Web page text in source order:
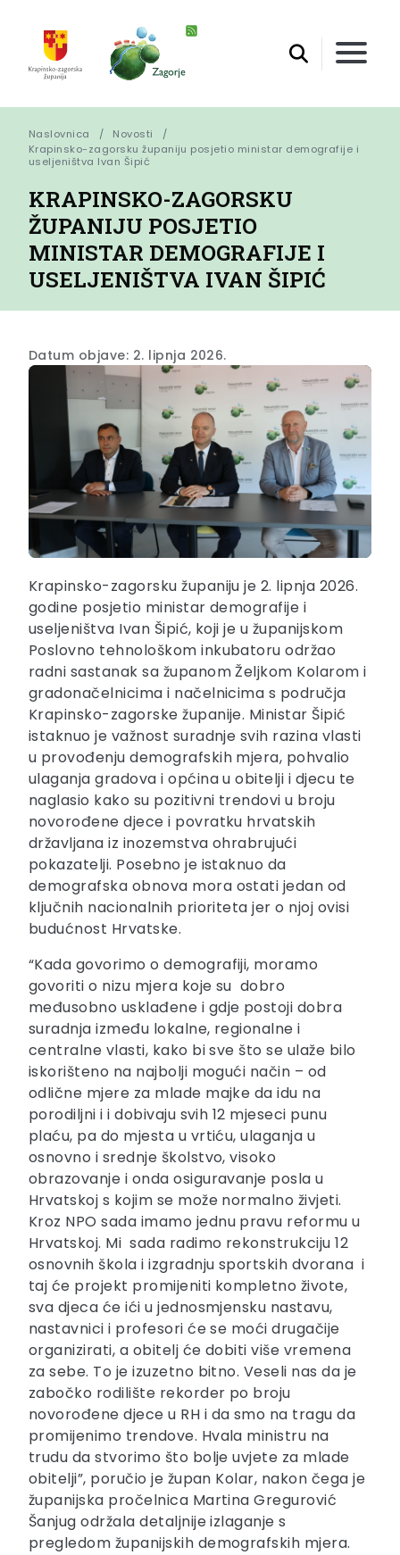
Naslovnica
Novosti
Krapinsko-zagorsku županiju posjetio ministar demografije i
useljeništva Ivan Šipić
KRAPINSKO-ZAGORSKU
ŽUPANIJU POSJETIO
MINISTAR DEMOGRAFIJE I
USELJENIŠTVA IVAN ŠIPIĆ
Datum objave: 2. lipnja 2026.
Krapinsko-zagorsku županiju je 2. lipnja 2026.
godine posjetio ministar demografije i
useljeništva Ivan Šipić, koji je u županijskom
Poslovno tehnološkom inkubatoru održao
radni sastanak sa županom Željkom Kolarom i
gradonačelnicima i načelnicima s područja
Krapinsko-zagorske županije. Ministar Šipić
istaknuo je važnost suradnje svih razina vlasti
u provođenju demografskih mjera, pohvalio
ulaganja gradova i općina u obitelji i djecu te
naglasio kako su pozitivni trendovi u broju
novorođene djece i povratku hrvatskih
državljana iz inozemstva ohrabrujući
pokazatelji. Posebno je istaknuo da
demografska obnova mora ostati jedan od
ključnih nacionalnih prioriteta jer o njoj ovisi
budućnost Hrvatske.
“Kada govorimo o demografiji, moramo
govoriti o nizu mjera koje su dobro
međusobno usklađene i gdje postoji dobra
suradnja između lokalne, regionalne i
centralne vlasti, kako bi sve što se ulaže bilo
iskorišteno na najbolji mogući način – od
odlične mjere za mlade majke da idu na
porodiljni i i dobivaju svih 12 mjeseci punu
plaću, pa do mjesta u vrtiću, ulaganja u
osnovno i srednje školstvo, visoko
obrazovanje i onda osiguravanje posla u
Hrvatskoj s kojim se može normalno živjeti.
Kroz NPO sada imamo jednu pravu reformu u
Hrvatskoj. Mi sada radimo rekonstrukciju 12
osnovnih škola i izgradnju sportskih dvorana i
taj će projekt promijeniti kompletno živote,
sva djeca će ići u jednosmjensku nastavu,
nastavnici i profesori će se moći drugačije
organizirati, a obitelj će dobiti više vremena
za sebe. To je izuzetno bitno. Veseli nas da je
zabočko rodilište rekorder po broju
novorođene djece u RH i da smo na tragu da
promijenimo trendove. Hvala ministru na
trudu da stvorimo što bolje uvjete za mlade
obitelji”, poručio je župan Kolar, nakon čega je
županijska pročelnica Martina Gregurović
Šanjug održala detaljnije izlaganje s
pregledom županijskih demografskih mjera.